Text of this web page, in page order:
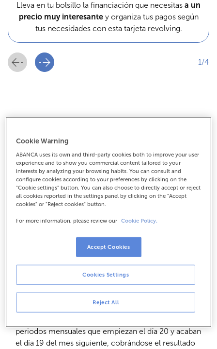
Lleva en tu bolsillo la financiación que necesitas a un
precio muy interesantey organiza tus pagos según
tus necesidades con esta tarjeta revolving.
1/4
Ejemplos, TAE… toda la
información que
necesitas
La tarjeta revolving Visa Proyecta tiene un interés del
entenderlo mejor? Para una compra de 1500€ a
pagar en 48 meses, pagarías cada mes 38,95 euros.
El importe total que acabarías pagando serían
1869,60 euros, de los que 369,60 euros serían
369,60 euros, porque no hay ningún gasto ni
comisión, ni de emisión ni de mantenimiento ni de
amortización anticipada
periodos mensuales que empiezan el día 20 y acaban
el día 19 del mes siguiente, cobrándose el resultado
Cookie Warning
ABANCA uses its own and third-party cookies both to improve your user
experience and to show you commercial content tailored to your
interests by analyzing your browsing habits. You can consult and
configure cookies according to your preferences by clicking on the
"Cookie settings" button. You can also choose to directly accept or reject
all cookies reported in the settings panel by clicking on the "Accept
cookies" or "Reject cookies" button.
For more information, please review our Cookie Policy.
Reject All
Cookies Settings
Accept Cookies